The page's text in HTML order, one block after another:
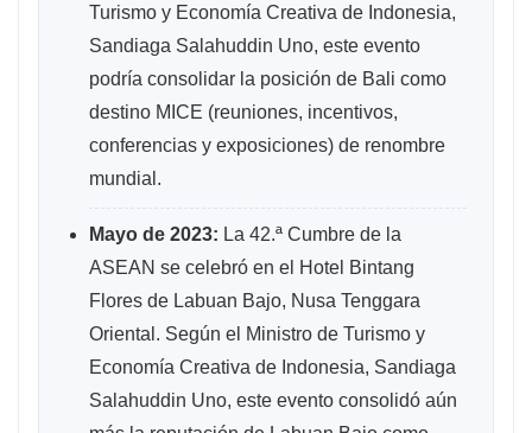
Turismo y Economía Creativa de Indonesia,
Sandiaga Salahuddin Uno, este evento
podría consolidar la posición de Bali como
destino MICE (reuniones, incentivos,
conferencias y exposiciones) de renombre
mundial.
Mayo de 2023: La 42.ª Cumbre de la
ASEAN se celebró en el Hotel Bintang
Flores de Labuan Bajo, Nusa Tenggara
Oriental. Según el Ministro de Turismo y
Economía Creativa de Indonesia, Sandiaga
Salahuddin Uno, este evento consolidó aún